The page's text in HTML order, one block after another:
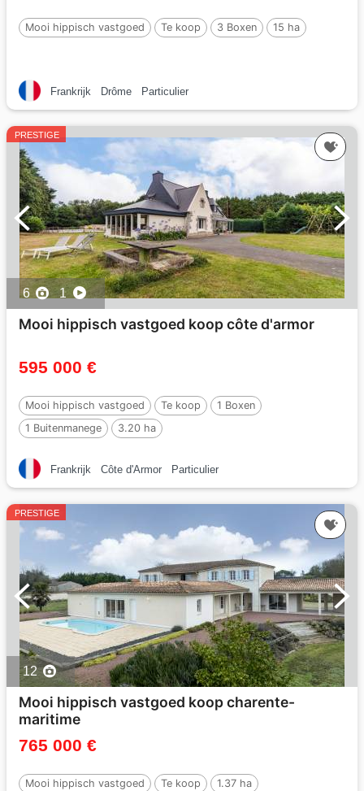
Mooi hippisch vastgoed Te koop 3 Boxen 15 ha
Frankrijk Drôme Particulier
PRESTIGE
6 1
Mooi hippisch vastgoed koop côte d'armor
595 000 €
Mooi hippisch vastgoed Te koop
1 Boxen
1 Buitenmanege
3.20 ha
Frankrijk Côte d'Armor Particulier
PRESTIGE
12
Mooi hippisch vastgoed koop charente-
maritime
765 000 €
Mooi hippisch vastgoed Te koop 1.37 ha